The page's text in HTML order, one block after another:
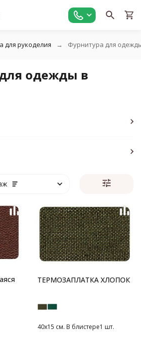
для рукоделия Фурнитура для
одежды в
ТЕРМОЗАПЛАТКА ХЛОПОК
40х15 см. В блистере1 шт.